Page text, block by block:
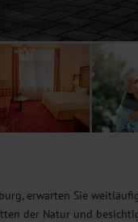
erwarten Sie
der Natur und
Sie können Ihre
um Ihnen